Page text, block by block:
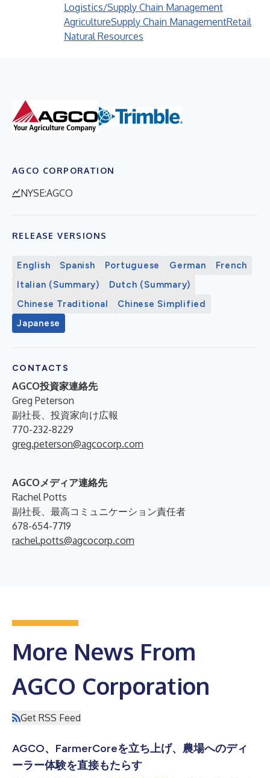
Logistics/Supply Chain Management
AgricultureSupply Chain ManagementRetail
Natural Resources
AGCO CORPORATION
NYSE:AGCO
RELEASE VERSIONS
English Spanish Portuguese German
French
Italian (Summary)
Dutch (Summary)
Chinese Traditional
Chinese Simplified
Japanese
CONTACTS
AGCO投資家連絡先
Greg Peterson
副社長、投資家向け広報
770-232-8229
greg.peterson@agcocorp.com
AGCOメディア連絡先
Rachel Potts
副社長、最高コミュニケーション責任者
678-654-7719
rachel.potts@agcocorp.com
More News From
AGCO Corporation
Get RSS Feed
AGCO、FarmerCoreを立ち上げ、農場へのディ
ーラー体験を直接もたらす